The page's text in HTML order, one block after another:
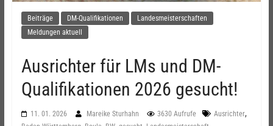
Beiträge DM-Qualifikationen
Landesmeisterschaften
Meldungen aktuell
Ausrichter für LMs und DM-
Qualifikationen 2026 gesucht!
11. 01. 2026 Mareike Sturhahn 3630 Aufrufe Ausrichter,